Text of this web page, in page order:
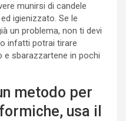
munirsi di candele
igienizzato. Se le
un problema, non ti devi
infatti potrai tirare
e sbarazzartene in pochi
metodo per
usa il